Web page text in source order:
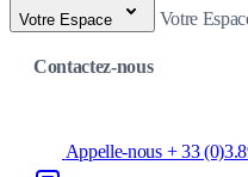
Votre Espace Votre
Contactez-nous
Appelle-nous + 33